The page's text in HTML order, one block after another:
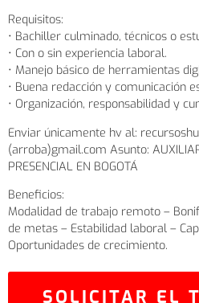
Requisitos:
• Bachiller culminado, técnicos o
• Con o sin experiencia laboral.
• Manejo básico de herramientas
• Buena redacción y comunicación
• Organización, responsabilidad y
Enviar únicamente hv al:
(arroba)gmail.com Asunto:
PRESENCIAL EN BOGOTÁ
Beneficios:
Modalidad de trabajo remoto –
de metas – Estabilidad laboral –
Oportunidades de crecimiento.